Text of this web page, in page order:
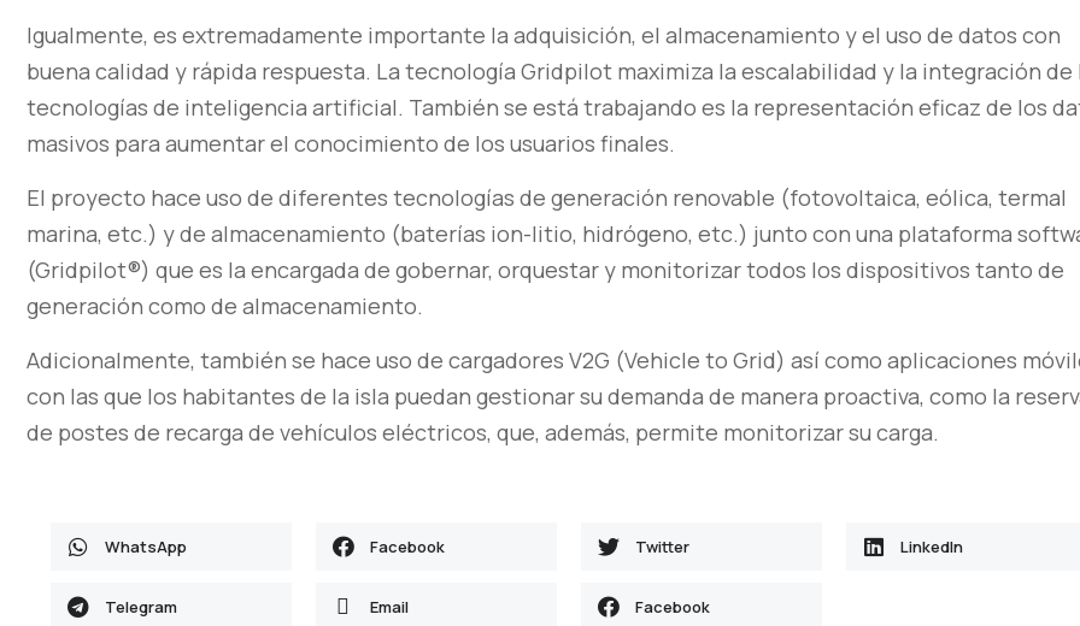
Igualmente, es extremadamente importante la adquisición, el almacenamiento y el uso de datos con
buena calidad y rápida respuesta. La tecnología Gridpilot maximiza la escalabilidad y la integración de
tecnologías de inteligencia artificial. También se está trabajando es la representación eficaz de los
masivos para aumentar el conocimiento de los usuarios finales.
El proyecto hace uso de diferentes tecnologías de generación renovable (fotovoltaica, eólica, termal
marina, etc.) y de almacenamiento (baterías ion-litio, hidrógeno, etc.) junto con una plataforma
(Gridpilot®) que es la encargada de gobernar, orquestar y monitorizar todos los dispositivos tanto de
generación como de almacenamiento.
Adicionalmente, también se hace uso de cargadores V2G (Vehicle to Grid) así como aplicaciones
con las que los habitantes de la isla puedan gestionar su demanda de manera proactiva, como la
de postes de recarga de vehículos eléctricos, que, además, permite monitorizar su carga.
WhatsApp Facebook Twitter LinkedIn
Telegram Email Facebook